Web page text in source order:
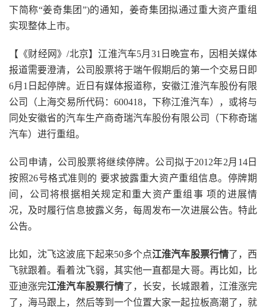
下简称“姜奇集团”)的通知，姜奇集团拟通过重大资产重组
实现整体上市。
【《财经网》/北京】江淮汽车5月31日晚宣布，因相关媒体
报道需要澄清，公司股票将于端午假期后的第一个交易日即
6月1日起停牌。近日有媒体报道称，安徽江淮汽车股份有限
公司（上海交易所代码：600418，下称江淮汽车），或将与
同处安徽省的汽车生产商奇瑞汽车股份有限公司（下称奇瑞
汽车）进行重组。
公司申请，公司股票将继续停牌。公司拟于2012年2月14日
按照26号格式准则的 要求披露重大资产重组信息。停牌期
间，公司将根据相关规定和重大资产重组事 项的进展情
况，及时履行信息披露义务，每周发布一次进展公告。特此
公告。
比如，沈飞这波底下起来50多个点江淮汽车股票行情了，西
飞就跟着。看着沈飞弱，其实他一直都是大哥。再比如，比
亚迪涨完江淮汽车股票行情了，长安，长城跟着，江淮涨完
了，海马跟上，然后等到一个位置大家一起拉板高潮了，就